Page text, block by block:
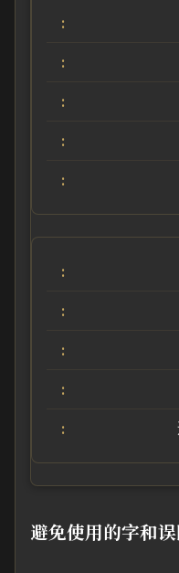
避免使用的字和